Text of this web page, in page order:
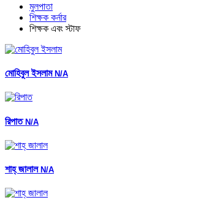
মুলপাতা
শিক্ষক কর্নার
শিক্ষক এবং স্টাফ
মোহিবুল ইসলাম N/A
রিপাতN/A
শাহ্ জালাল N/A